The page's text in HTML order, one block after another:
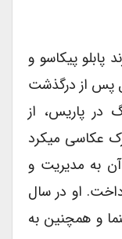
پیکاسو و
و چند سال پس از درگذشت
پاریس، از
عکاسی میکرد
به مدیریت و
او در سال
و همچنین به